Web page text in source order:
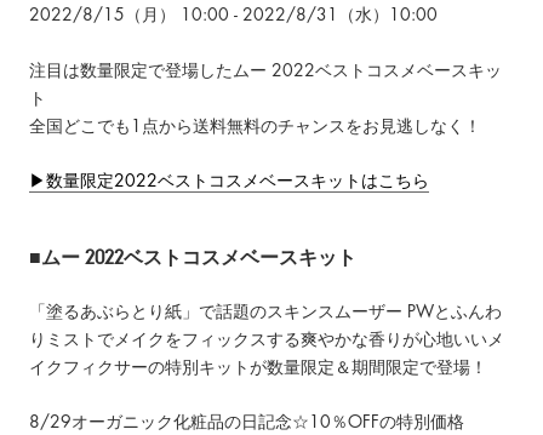
2022/8/15（月 ） 10:00 - 2022/8/31（水）10:00
注目は数量限定で登場したムー 2022ベストコスメベースキッ
ト
全国どこでも1点から送料無料のチャンスをお見逃しなく！
▶数量限定2022ベストコスメベースキットはこちら
■ムー 2022ベストコスメベースキット
「塗るあぶらとり紙」で話題のスキンスムーザー PWとふんわ
りミストでメイクをフィックスする爽やかな香りが心地いいメ
イクフィクサーの特別キットが数量限定＆期間限定で登場！
8/29オーガニック化粧品の日記念☆10％OFFの特別価格